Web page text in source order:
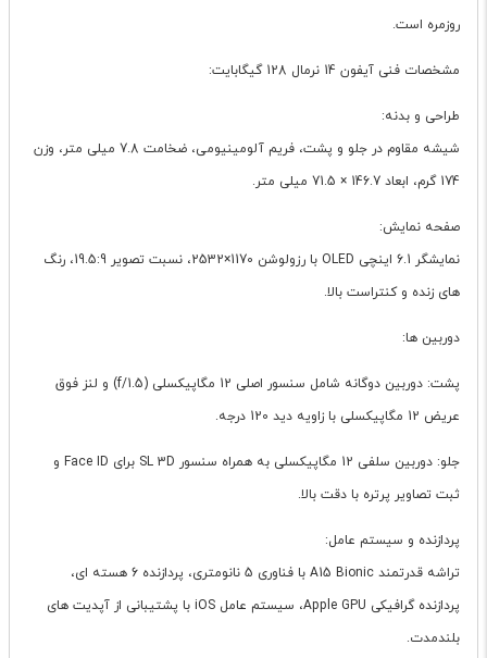
روزمره است.
مشخصات فنی آیفون 14 نرمال 128 گیگابایت:
طراحی و بدنه:
شیشه مقاوم در جلو و پشت، فریم آلومینیومی، ضخامت 7.8 میلی متر، وزن
174 گرم، ابعاد 146.7 × 71.5 میلی متر.
صفحه نمایش:
نمایشگر 6.1 اینچی OLED با رزولوشن 1170×2532، نسبت تصویر 19.5:9، رنگ
های زنده و کنتراست بالا.
دوربین ها:
پشت: دوربین دوگانه شامل سنسور اصلی 12 مگاپیکسلی (f/1.5) و لنز فوق
عریض 12 مگاپیکسلی با زاویه دید 120 درجه.
جلو: دوربین سلفی 12 مگاپیکسلی به همراه سنسور SL 3D برای Face ID و
ثبت تصاویر پرتره با دقت بالا.
پردازنده و سیستم عامل:
تراشه قدرتمند A15 Bionic با فناوری 5 نانومتری، پردازنده 6 هسته ای،
پردازنده گرافیکی Apple GPU، سیستم عامل iOS با پشتیبانی از آپدیت های
بلندمدت.